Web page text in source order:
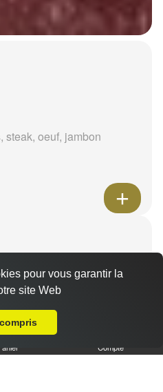
steak, oeuf, jambon
steak, oeuf, jambon, rösti
Compte
pour vous garantir la
site Web